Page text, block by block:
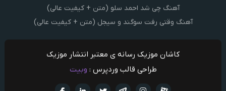
آهنگ چی شد احمد سلو (متن + کیفیت عالی)
آهنگ وقتی رفت سوگند و سیجل (متن + کیفیت عالی)
کاشان موزیک رسانه ی معتبر انتشار موزیک
طراحی قالب وردپرس : وبیت